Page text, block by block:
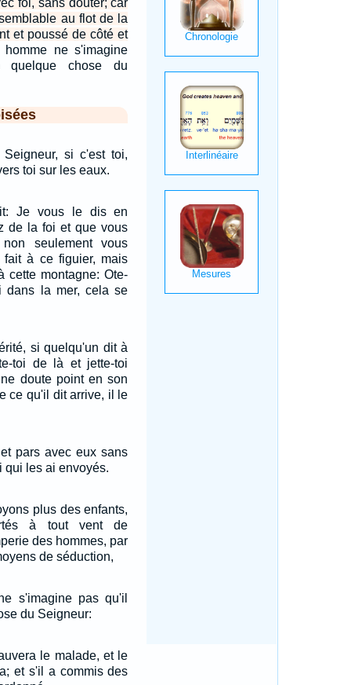
foi, sans douter; car
au flot de la
et poussé de côté et
ne s'imagine
quelque chose du
si c'est toi,
toi sur les eaux.
Je vous le dis en
de la foi et que vous
seulement vous
à ce figuier, mais
cette montagne: Ote-
dans la mer, cela se
si quelqu'un dit à
toi de là et jette-toi
doute point en son
ce qu'il dit arrive, il le
pars avec eux sans
qui les ai envoyés.
plus des enfants,
à tout vent de
des hommes, par
de séduction,
s'imagine pas qu'il
du Seigneur:
le malade, et le
et s'il a commis des